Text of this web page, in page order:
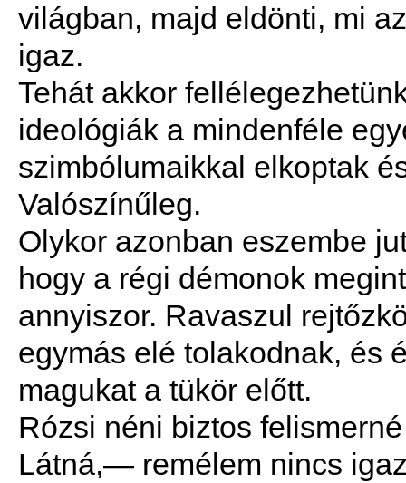
világban, majd eldönti, mi
igaz.
Tehát akkor
ideológiák a mindenféle
szimbólumaikkal elkoptak
Valószínűleg.
Olykor azonban eszembe
hogy a régi démonok
annyiszor. Ravaszul
egymás elé tolakodnak, és
magukat a tükör előtt.
Rózsi néni biztos
Látná,— remélem nincs